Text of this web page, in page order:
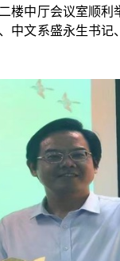
楼中厅会议室顺利
中文系盛永生书记